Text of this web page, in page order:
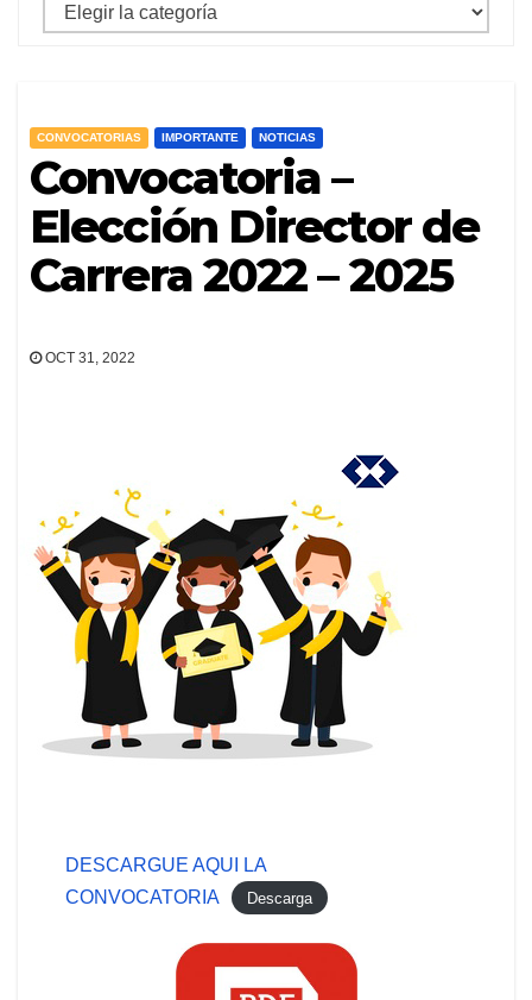
mostrar
CONVOCATORIAS IMPORTANTE NOTICIAS
Convocatoria –
Elección Director de
Carrera 2022 – 2025
OCT 31, 2022
DESCARGUE AQUI LA
CONVOCATORIA
Descarga